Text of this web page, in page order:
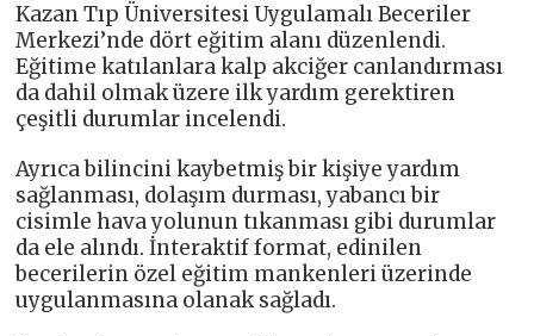
Kazan Tıp Üniversitesi Uygulamalı Beceriler
Merkezi’nde dört eğitim alanı düzenlendi.
Eğitime katılanlara kalp akciğer canlandırması
da dahil olmak üzere ilk yardım gerektiren
çeşitli durumlar incelendi.
Ayrıca bilincini kaybetmiş bir kişiye yardım
sağlanması, dolaşım durması, yabancı bir
cisimle hava yolunun tıkanması gibi durumlar
da ele alındı. İnteraktif format, edinilen
becerilerin özel eğitim mankenleri üzerinde
uygulanmasına olanak sağladı.